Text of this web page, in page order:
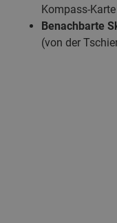
Kompass-
Benachbarte
(von der